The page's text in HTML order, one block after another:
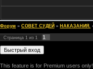
Форум » СОВЕТ СУДЕЙ » НАКАЗАНИЯ.
Страница 1 из 1 1
This feature is for Premium users only!